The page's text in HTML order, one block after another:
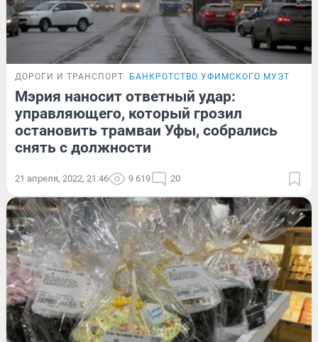
ДОРОГИ И ТРАНСПОРТ БАНКРОТСТВО УФИМСКОГО МУЭТ
Мэрия наносит ответный удар:
управляющего, который грозил
остановить трамваи Уфы, собрались
снять с должности
21 апреля, 2022, 21:46 9 619 20